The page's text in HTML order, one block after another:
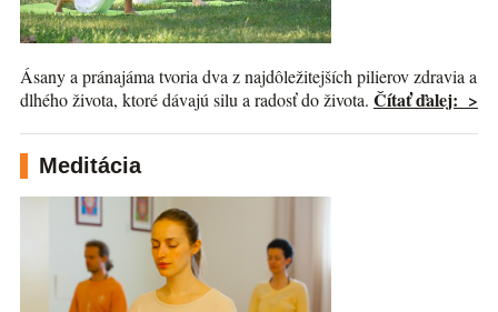
Ásany a pránajáma tvoria dva z najdôležitejších pilierov zdravia a
dlhého života, ktoré dávajú silu a radosť do života. Čítať ďalej: >
Meditácia